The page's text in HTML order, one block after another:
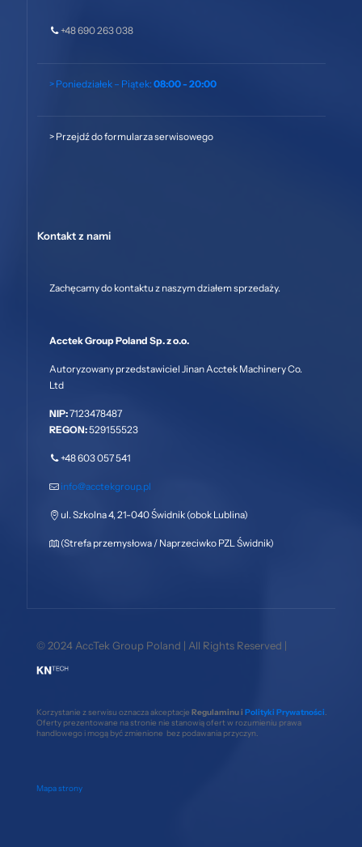
+48 690 263 038
> Poniedziałek – Piątek: 08:00 - 20:00
> Przejdź do formularza serwisowego
Kontakt z nami
Zachęcamy do kontaktu z naszym działem sprzedaży.
Acctek Group Poland Sp. z o.o.
Autoryzowany przedstawiciel Jinan Acctek Machinery Co.
Ltd
NIP:7123478487
REGON:529155523
+48 603 057 541
info@acctekgroup.pl
ul. Szkolna 4, 21-040 Świdnik (obok Lublina)
(Strefa przemysłowa / Naprzeciwko PZL Świdnik)
© 2024 AccTek Group Poland | All Rights Reserved |
Korzystanie z serwisu oznacza akceptacje Regulaminu i Polityki Prywatności.
Oferty prezentowane na stronie nie stanowią ofert w rozumieniu prawa
handlowego i mogą być zmienione bez podawania przyczyn.
Mapa strony